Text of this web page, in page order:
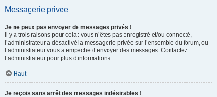
Messagerie privée
Je ne peux pas envoyer de messages privés !
Il y a trois raisons pour cela : vous n’êtes pas enregistré et/ou connecté,
l’administrateur a désactivé la messagerie privée sur l’ensemble du forum, ou
l’administrateur vous a empêché d’envoyer des messages. Contactez
l’administrateur pour plus d’informations.
Haut
Je reçois sans arrêt des messages indésirables !